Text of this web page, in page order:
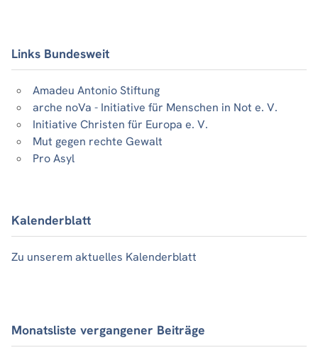
Links Bundesweit
Amadeu Antonio Stiftung
arche noVa - Initiative für Menschen in Not e. V.
Initiative Christen für Europa e. V.
Mut gegen rechte Gewalt
Pro Asyl
Kalenderblatt
Zu unserem aktuelles Kalenderblatt
Monatsliste vergangener Beiträge